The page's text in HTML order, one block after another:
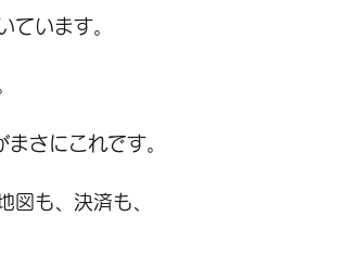
ています。
さにこれです。
図も、決済も、